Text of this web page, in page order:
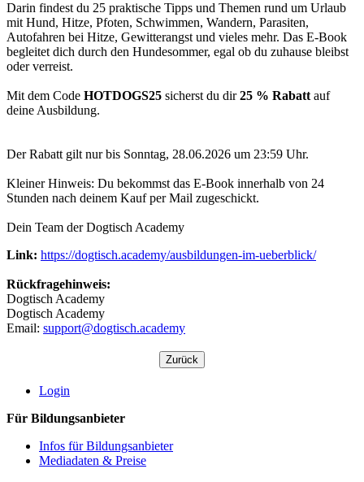
Darin findest du 25 praktische Tipps und Themen rund um Urlaub
mit Hund, Hitze, Pfoten, Schwimmen, Wandern, Parasiten,
Autofahren bei Hitze, Gewitterangst und vieles mehr. Das E-Book
begleitet dich durch den Hundesommer, egal ob du zuhause bleibst
oder verreist.
Mit dem Code HOTDOGS25 sicherst du dir25 % Rabatt auf
deine Ausbildung.
Der Rabatt gilt nur bis Sonntag, 28.06.2026 um 23:59 Uhr.
Kleiner Hinweis: Du bekommst das E-Book innerhalb von 24
Stunden nach deinem Kauf per Mail zugeschickt.
Dein Team der Dogtisch Academy
Link: https://dogtisch.academy/ausbildungen-im-ueberblick/
Rückfragehinweis:
Dogtisch Academy
Dogtisch Academy
Email: support@dogtisch.academy
Login
Für Bildungsanbieter
Infos für Bildungsanbieter
Mediadaten & Preise